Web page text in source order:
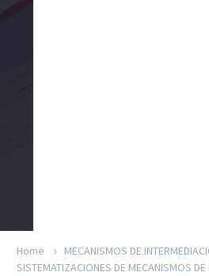
Home
MECANISMOS DE
SISTEMATIZACIONES DE MECANISMOS DE